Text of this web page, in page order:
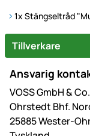
1x Stängseltråd
Tillverkare
Ansvarig
VOSS GmbH &
Ohrstedt Bhf.
25885 Wester-